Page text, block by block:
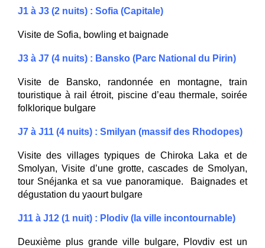
J1 à J3 (2 nuits) : Sofia (Capitale)
Visite de Sofia, bowling et baignade
J3 à J7 (4 nuits) : Bansko (Parc National du Pirin)
Visite de Bansko, randonnée en montagne, train
touristique à rail étroit, piscine d’eau thermale, soirée
folklorique bulgare
J7 à J11 (4 nuits) : Smilyan (massif des Rhodopes)
Visite des villages typiques de Chiroka Laka et de
Smolyan, Visite d’une grotte, cascades de Smolyan,
tour Snéjanka et sa vue panoramique. Baignades et
dégustation du yaourt bulgare
J11 à J12 (1 nuit) : Plodiv (la ville incontournable)
Deuxième plus grande ville bulgare, Plovdiv est un